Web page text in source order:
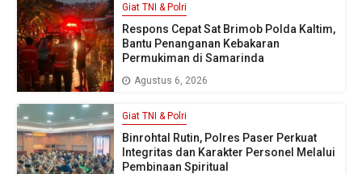
Giat TNI & Polri
Respons Cepat Sat Brimob Polda Kaltim,
Bantu Penanganan Kebakaran
Permukiman di Samarinda
Agustus 6, 2026
Giat TNI & Polri
Binrohtal Rutin, Polres Paser Perkuat
Integritas dan Karakter Personel Melalui
Pembinaan Spiritual